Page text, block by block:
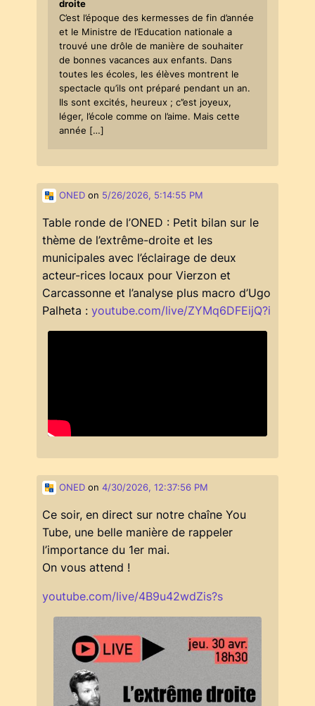
droite
C’est l’époque des kermesses de fin d’année
et le Ministre de l’Education nationale a
trouvé une drôle de manière de souhaiter
de bonnes vacances aux enfants. Dans
toutes les écoles, les élèves montrent le
spectacle qu’ils ont préparé pendant un an.
Ils sont excités, heureux ; c’’est joyeux,
léger, l’école comme on l’aime. Mais cette
année […]
ONED on 5/26/2026, 5:14:55 PM
Table ronde de l’ONED : Petit bilan sur le
thème de l’extrême-droite et les
municipales avec l’éclairage de deux
acteur-rices locaux pour Vierzon et
Carcassonne et l’analyse plus macro d’Ugo
Palheta : youtube.com/live/ZYMq6DFEijQ?i
ONED on 4/30/2026, 12:37:56 PM
Ce soir, en direct sur notre chaîne You
Tube, une belle manière de rappeler
l’importance du 1er mai.
On vous attend !
youtube.com/live/4B9u42wdZis?s